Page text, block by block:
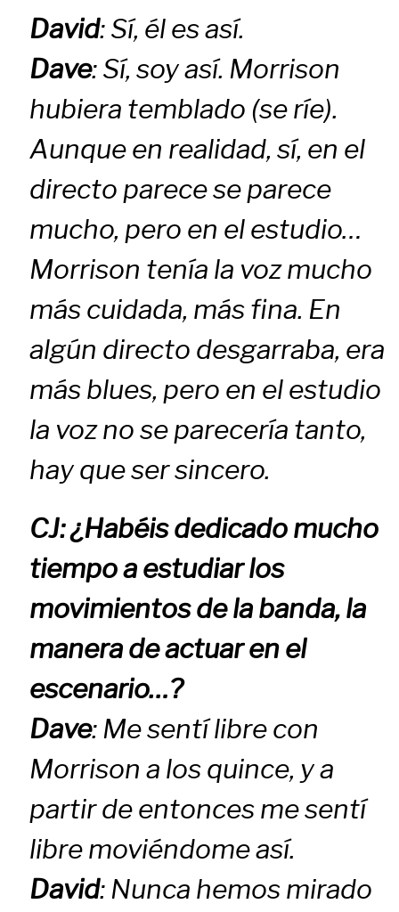
David: Sí, él es así.
Dave: Sí, soy así. Morrison
hubiera temblado (se ríe).
Aunque en realidad, sí, en el
directo parece se parece
mucho, pero en el estudio…
Morrison tenía la voz mucho
más cuidada, más fina. En
algún directo desgarraba, era
más blues, pero en el estudio
la voz no se parecería tanto,
hay que ser sincero.
CJ: ¿Habéis dedicado mucho
tiempo a estudiar los
movimientos de la banda, la
manera de actuar en el
escenario…?
Dave: Me sentí libre con
Morrison a los quince, y a
partir de entonces me sentí
libre moviéndome así.
David: Nunca hemos mirado